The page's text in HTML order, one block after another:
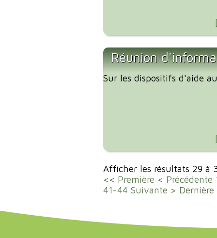
Réunion
Sur les dispositifs d'aide
Afficher les résultats 29 à
<< Première < Précédente
41-44 Suivante >